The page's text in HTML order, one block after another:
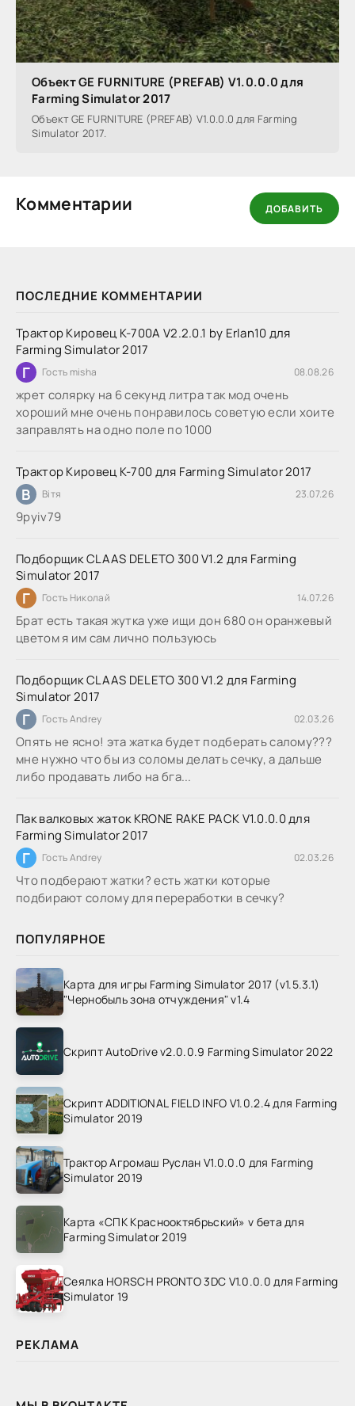
ПОСЛЕДНИЕ КОММЕНТАРИИ
Трактор Кировец К-700А V2.2.0.1 by Erlan10 для
Farming Simulator 2017
Г Гость misha 08.08.26
жрет солярку на 6 секунд литра так мод очень
хороший мне очень понравилось советую если хоите
заправлять на одно поле по 1000
Трактор Кировец К-700 для Farming Simulator 2017
В Вітя 23.07.26
9руіv79
Подборщик CLAAS DELETO 300 V1.2 для Farming
Simulator 2017
Г Гость Николай 14.07.26
Брат есть такая жутка уже ищи дон 680 он оранжевый
цветом я им сам лично пользуюсь
Подборщик CLAAS DELETO 300 V1.2 для Farming
Simulator 2017
Г Гость Andrey 02.03.26
Опять не ясно! эта жатка будет подберать салому???
мне нужно что бы из соломы делать сечку, а дальше
либо продавать либо на бга...
Пак валковых жаток KRONE RAKE PACK V1.0.0.0 для
Farming Simulator 2017
Г Гость Andrey 02.03.26
Что подберают жатки? есть жатки которые
подбирают солому для переработки в сечку?
Объект GE FURNITURE (PREFAB) V1.0.0.0 для
Farming Simulator 2017
Объект GE FURNITURE (PREFAB) V1.0.0.0 для Farming
Simulator 2017.
Комментарии ДОБАВИТЬ
ПОПУЛЯРНОЕ
Карта для игры Farming Simulator 2017 (v1.5.3.1)
"Чернобыль зона отчуждения" v1.4
Скрипт AutoDrive v2.0.0.9 Farming Simulator 2022
Скрипт ADDITIONAL FIELD INFO V1.0.2.4 для Farming
Simulator 2019
Трактор Агромаш Руслан V1.0.0.0 для Farming
Simulator 2019
Карта «СПК Краснооктябрьский» v бета для
Farming Simulator 2019
Сеялка HORSCH PRONTO 3DC V1.0.0.0 для Farming
Simulator 19
РЕКЛАМА